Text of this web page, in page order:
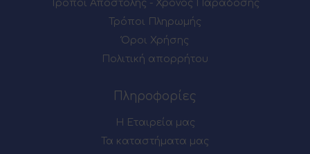
Τρόποι Αποστολής - Χρόνος Παράδοσης
Τρόποι Πληρωμής
Όροι Χρήσης
Πολιτική απορρήτου
Πληροφορίες
Η Εταιρεία μας
Τα καταστήματα μας